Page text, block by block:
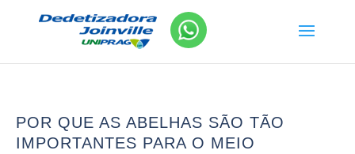
POR QUE AS ABELHAS SÃO TÃO
IMPORTANTES PARA O MEIO